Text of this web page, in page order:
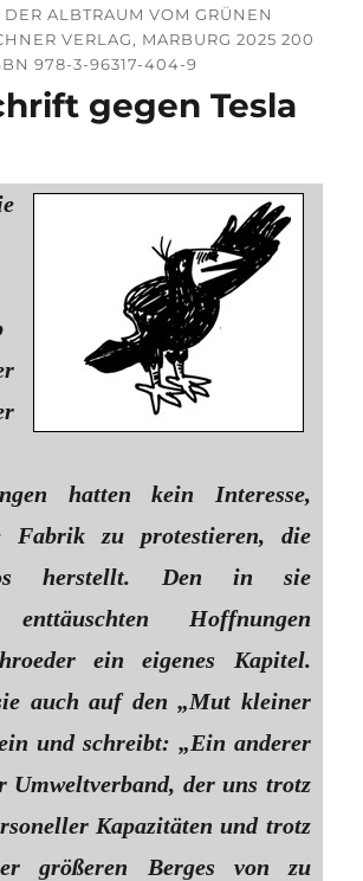
ALBTRAUM VOM GRÜNEN
VERLAG, MARBURG 2025 200
978-3-96317-404-9
gegen Tesla
hatten kein Interesse,
Fabrik zu protestieren, die
herstellt. Den in sie
enttäuschten Hoffnungen
ein eigenes Kapitel.
auch auf den „Mut kleiner
und schreibt: „Ein anderer
Umweltverband, der uns trotz
Kapazitäten und trotz
größeren Berges von zu